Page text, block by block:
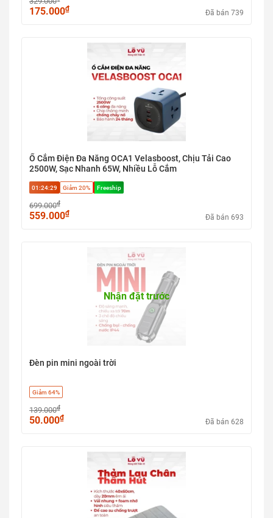
175.000₫ Đã bán 739
Ổ Cắm Điện Đa Năng OCA1 Velasboost, Chịu Tải Cao
2500W, Sạc Nhanh 65W, Nhiều Lỗ Cắm
01:24:28 Giảm 20% Freeship
699.000₫
559.000₫ Đã bán 693
Nhận đặt trước
Đèn pin mini ngoài trời
Giảm 64%
139.000₫
50.000₫ Đã bán 628